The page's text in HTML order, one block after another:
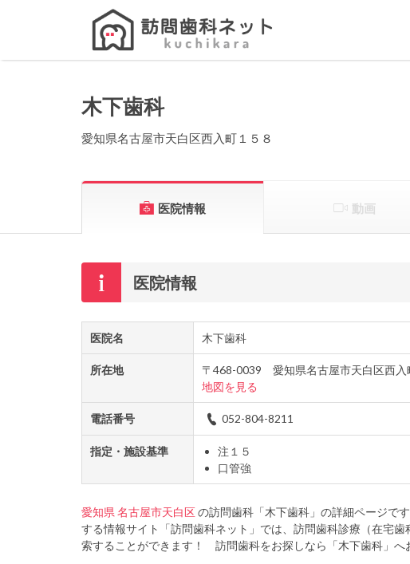
Search
木下歯科
愛知県名古屋市天白区西入町１５８
医院情報 動画
医院情報
医院名 木下歯科
所在地
〒468-0039 愛知県名古屋市天白区西入
地図を見る
電話番号 052-804-8211
指定・施設基準
注１５
口管強
愛知県 名古屋市天白区の訪問歯科「木下歯科」の詳細ページで
する情報サイト「訪問歯科ネット」では、訪問歯科診療（在宅
索することができます！ 訪問歯科をお探しなら「木下歯科」へ